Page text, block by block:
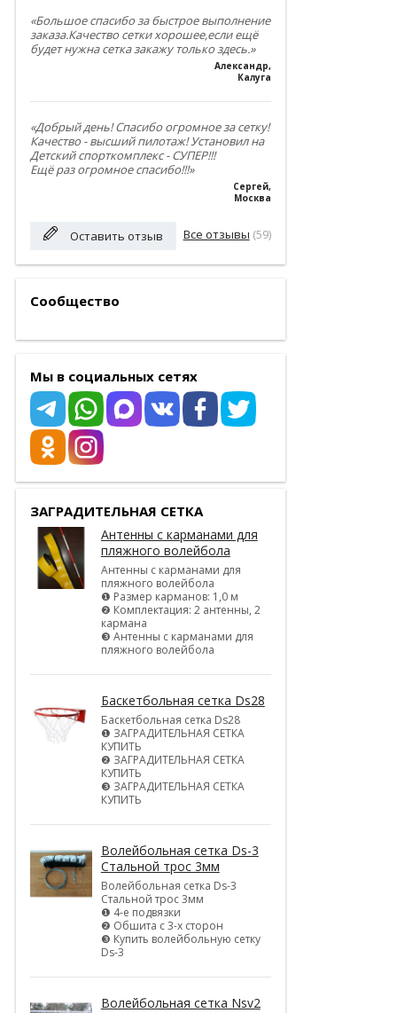
«Большое спасибо за быстрое выполнение
заказа.Качество сетки хорошее,если ещё
будет нужна сетка закажу только здесь.»
Александр,
Калуга
«Добрый день! Спасибо огромное за сетку!
Качество - высший пилотаж! Установил на
Детский спорткомплекс - СУПЕР!!!
Ещё раз огромное спасибо!!!»
Сергей,
Москва
Оставить отзыв Все отзывы (59)
Сообщество
Мы в социальных сетях
ЗАГРАДИТЕЛЬНАЯ СЕТКА
Антенны с карманами для
пляжного волейбола
Антенны с карманами для
пляжного волейбола
❶ Размер карманов: 1,0 м
❷ Комплектация: 2 антенны, 2
кармана
❸ Антенны с карманами для
пляжного волейбола
Баскетбольная сетка Ds28
Баскетбольная сетка Ds28
❶ ЗАГРАДИТЕЛЬНАЯ СЕТКА
КУПИТЬ
❷ ЗАГРАДИТЕЛЬНАЯ СЕТКА
КУПИТЬ
❸ ЗАГРАДИТЕЛЬНАЯ СЕТКА
КУПИТЬ
Волейбольная сетка Ds-3
Стальной трос 3мм
Волейбольная сетка Ds-3
Стальной трос 3мм
❶ 4-е подвязки
❷ Обшита с 3-х сторон
❸ Купить волейбольную сетку
Ds-3
Волейбольная сетка Nsv2